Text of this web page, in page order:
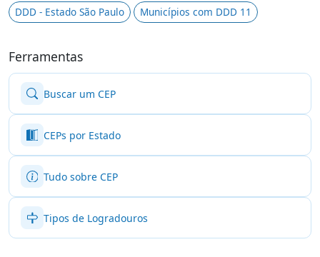
DDD - Estado São Paulo
Municípios com DDD 11
Ferramentas
Buscar um CEP
CEPs por Estado
Tudo sobre CEP
Tipos de Logradouros